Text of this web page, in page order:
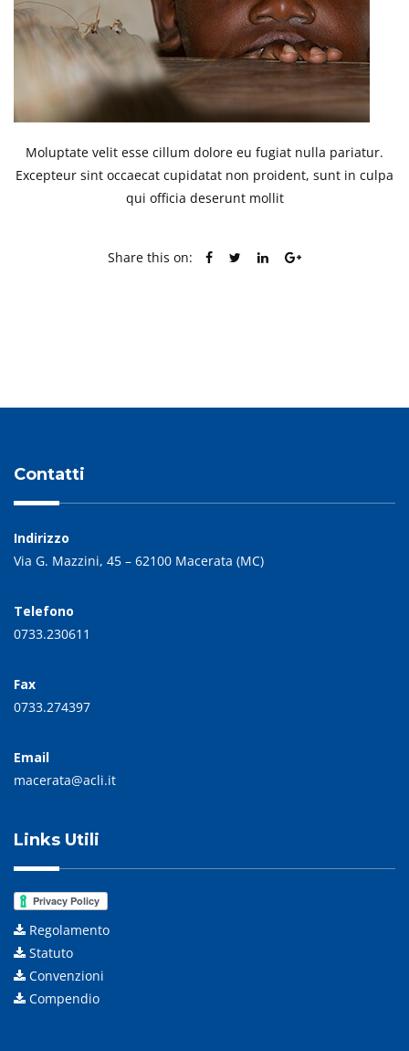
Moluptate velit esse cillum dolore eu fugiat nulla pariatur.
Excepteur sint occaecat cupidatat non proident, sunt in culpa
qui officia deserunt mollit
Share this on:
Contatti
Indirizzo
Via G. Mazzini, 45 – 62100 Macerata (MC)
Telefono
0733.230611
Fax
0733.274397
Email
macerata@acli.it
Links Utili
Regolamento
Statuto
Convenzioni
Compendio